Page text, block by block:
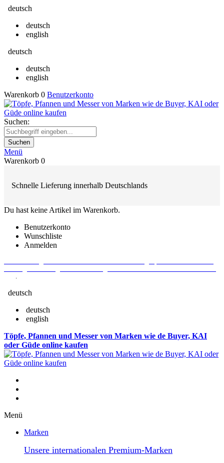
deutsch
deutsch
english
deutsch
deutsch
english
Warenkorb 0 Benutzerkonto
Suchen:
Suchen
Menü
Warenkorb 0
Schnelle Lieferung innerhalb Deutschlands
Du hast keine Artikel im Warenkorb.
Benutzerkonto
Wunschliste
Anmelden
.
deutsch
deutsch
english
Töpfe, Pfannen und Messer von Marken wie de Buyer, KAI
oder Güde online kaufen
Menü
Marken
Unsere internationalen Premium-Marken